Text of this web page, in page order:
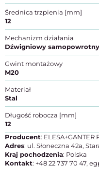
Średnica trzpienia [mm]
12
Mechanizm działania
Dźwigniowy samopowrotny
Gwint montażowy
M20
Materiał
Stal
Długość robocza [mm]
12
Producent: ELESA+GANTER
Adres: ul. Słoneczna 42a,
Kraj pochodzenia: Polska
Kontakt: +48 22 737 70 47,